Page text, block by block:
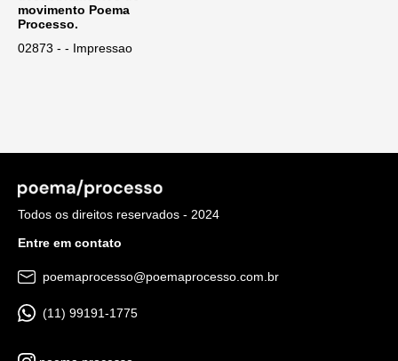
movimento Poema
Processo.
02873 - - Impressao
Todos os direitos reservados - 2024
Entre em contato
poemaprocesso@poemaprocesso.com.br
(11) 99191-1775